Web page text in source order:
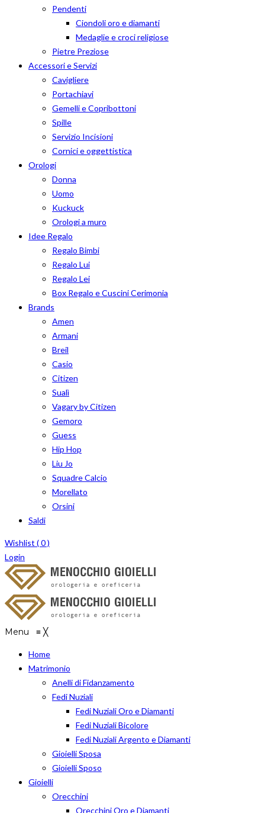
Pendenti
Ciondoli oro e diamanti
Medaglie e croci religiose
Pietre Preziose
Accessori e Servizi
Cavigliere
Portachiavi
Gemelli e Copribottoni
Spille
Servizio Incisioni
Cornici e oggettistica
Orologi
Donna
Uomo
Kuckuck
Orologi a muro
Idee Regalo
Regalo Bimbi
Regalo Lui
Regalo Lei
Box Regalo e Cuscini Cerimonia
Brands
Amen
Armani
Breil
Casio
Citizen
Sualì
Vagary by Citizen
Gemoro
Guess
Hip Hop
Liu Jo
Squadre Calcio
Morellato
Orsini
Saldi
Wishlist (0)
Login
Menu ≡ ╳
Home
Matrimonio
Anelli di Fidanzamento
Fedi Nuziali
Fedi Nuziali Oro e Diamanti
Fedi Nuziali Bicolore
Fedi Nuziali Argento e Diamanti
Gioielli Sposa
Gioielli Sposo
Gioielli
Orecchini
Orecchini Oro e Diamanti